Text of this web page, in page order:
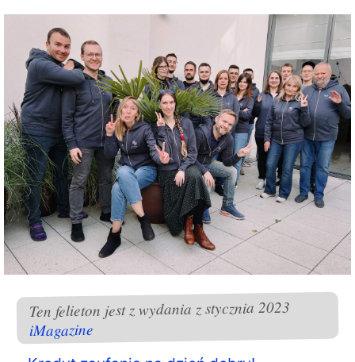
Ten felieton jest z wydania z stycznia 2023
iMagazine